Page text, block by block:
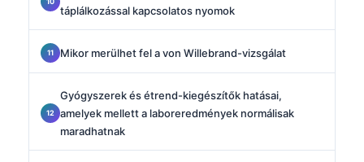
táplálkozással kapcsolatos nyomok
Mikor merülhet fel a von Willebrand-vizsgálat
Gyógyszerek és étrend-kiegészítők hatásai,
amelyek mellett a laboreredmények normálisak
maradhatnak